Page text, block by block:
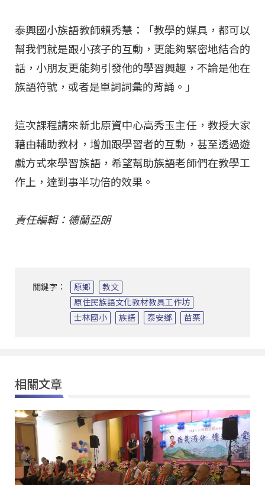
泰興國小族語教師賴秀慧：「教學的媒具，都可以
幫我們就是跟小孩子的互動，更能夠緊密地結合的
話，小朋友更能夠引發他的學習興趣，不論是他在
族語符號，或者是單詞詞彙的背誦。」
這次課程請來新北原資中心高秀玉主任，教授大家
藉由輔助教材，增加跟學習者的互動，甚至透過遊
戲方式來學習族語，希望幫助族語老師們在教學工
作上，達到事半功倍的效果。
責任編輯：德蘭亞朗
關鍵字： 原鄉
教文
原住民族語文化教材教具工作坊
士林國小
族語 泰安鄉 苗栗
相關文章